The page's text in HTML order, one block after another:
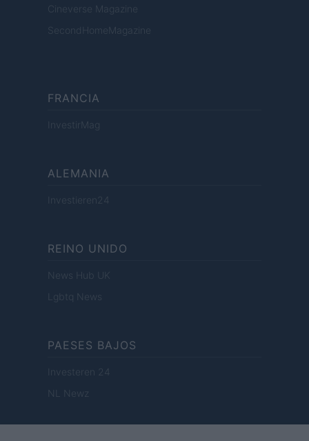
Cineverse Magazine
SecondHomeMagazine
FRANCIA
InvestirMag
ALEMANIA
Investieren24
REINO UNIDO
News Hub UK
Lgbtq News
PAESES BAJOS
Investeren 24
NL Newz